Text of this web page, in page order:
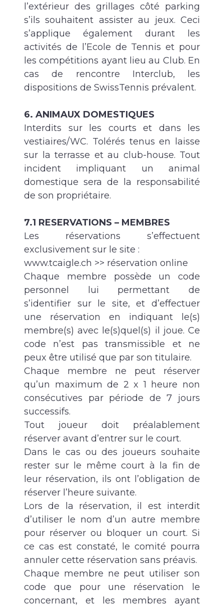
l’extérieur des grillages côté parking
s’ils souhaitent assister au jeux. Ceci
s’applique également durant les
activités de l’Ecole de Tennis et pour
les compétitions ayant lieu au Club. En
cas de rencontre Interclub, les
dispositions de SwissTennis prévalent.
6. ANIMAUX DOMESTIQUES
Interdits sur les courts et dans les
vestiaires/WC. Tolérés tenus en laisse
sur la terrasse et au club-house. Tout
incident impliquant un animal
domestique sera de la responsabilité
de son propriétaire.
7.1 RESERVATIONS – MEMBRES
Les réservations s’effectuent
exclusivement sur le site :
www.tcaigle.ch >> réservation online
Chaque membre possède un code
personnel lui permettant de
s’identifier sur le site, et d’effectuer
une réservation en indiquant le(s)
membre(s) avec le(s)quel(s) il joue. Ce
code n’est pas transmissible et ne
peux être utilisé que par son titulaire.
Chaque membre ne peut réserver
qu’un maximum de 2 x 1 heure non
consécutives par période de 7 jours
successifs.
Tout joueur doit préalablement
réserver avant d’entrer sur le court.
Dans le cas ou des joueurs souhaite
rester sur le même court à la fin de
leur réservation, ils ont l’obligation de
réserver l’heure suivante.
Lors de la réservation, il est interdit
d’utiliser le nom d’un autre membre
pour réserver ou bloquer un court. Si
ce cas est constaté, le comité pourra
annuler cette réservation sans préavis.
Chaque membre ne peut utiliser son
code que pour une réservation le
concernant, et les membres ayant